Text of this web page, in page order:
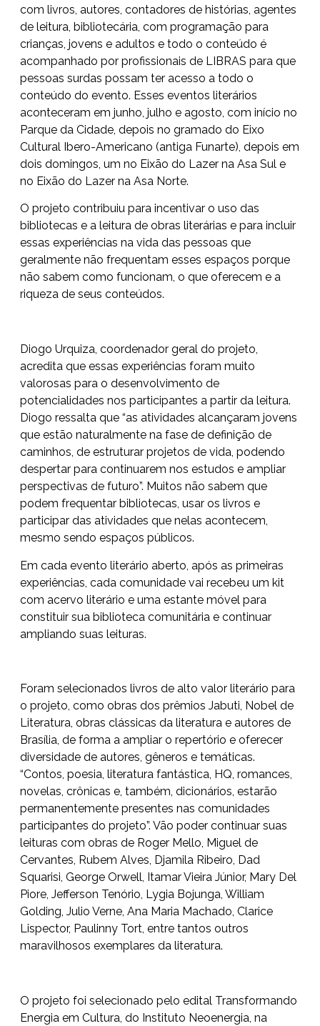
com livros, autores, contadores de histórias, agentes
de leitura, bibliotecária, com programação para
crianças, jovens e adultos e todo o conteúdo é
acompanhado por profissionais de LIBRAS para que
pessoas surdas possam ter acesso a todo o
conteúdo do evento. Esses eventos literários
aconteceram em junho, julho e agosto, com início no
Parque da Cidade, depois no gramado do Eixo
Cultural Ibero-Americano (antiga Funarte), depois em
dois domingos, um no Eixão do Lazer na Asa Sul e
no Eixão do Lazer na Asa Norte.
O projeto contribuiu para incentivar o uso das
bibliotecas e a leitura de obras literárias e para incluir
essas experiências na vida das pessoas que
geralmente não frequentam esses espaços porque
não sabem como funcionam, o que oferecem e a
riqueza de seus conteúdos.
Diogo Urquiza, coordenador geral do projeto,
acredita que essas experiências foram muito
valorosas para o desenvolvimento de
potencialidades nos participantes a partir da leitura.
Diogo ressalta que “as atividades alcançaram jovens
que estão naturalmente na fase de definição de
caminhos, de estruturar projetos de vida, podendo
despertar para continuarem nos estudos e ampliar
perspectivas de futuro”. Muitos não sabem que
podem frequentar bibliotecas, usar os livros e
participar das atividades que nelas acontecem,
mesmo sendo espaços públicos.
Em cada evento literário aberto, após as primeiras
experiências, cada comunidade vai recebeu um kit
com acervo literário e uma estante móvel para
constituir sua biblioteca comunitária e continuar
ampliando suas leituras.
Foram selecionados livros de alto valor literário para
o projeto, como obras dos prêmios Jabuti, Nobel de
Literatura, obras clássicas da literatura e autores de
Brasília, de forma a ampliar o repertório e oferecer
diversidade de autores, gêneros e temáticas.
“Contos, poesia, literatura fantástica, HQ, romances,
novelas, crônicas e, também, dicionários, estarão
permanentemente presentes nas comunidades
participantes do projeto”. Vão poder continuar suas
leituras com obras de Roger Mello, Miguel de
Cervantes, Rubem Alves, Djamila Ribeiro, Dad
Squarisi, George Orwell, Itamar Vieira Júnior, Mary Del
Piore, Jefferson Tenório, Lygia Bojunga, William
Golding, Julio Verne, Ana Maria Machado, Clarice
Lispector, Paulinny Tort, entre tantos outros
maravilhosos exemplares da literatura.
O projeto foi selecionado pelo edital Transformando
Energia em Cultura, do Instituto Neoenergia, na